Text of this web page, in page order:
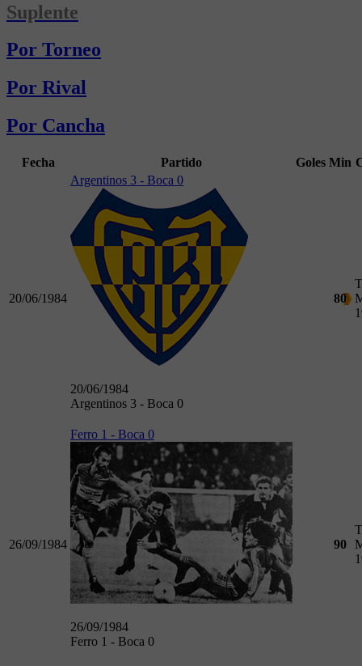
Suplente
Por Torneo
Por Rival
Por Cancha
Fecha Partido Goles Min
20/06/1984
Argentinos 3 - Boca 0
20/06/1984
Argentinos 3 - Boca 0
80
26/09/1984
Ferro 1 - Boca 0
26/09/1984
Ferro 1 - Boca 0
90